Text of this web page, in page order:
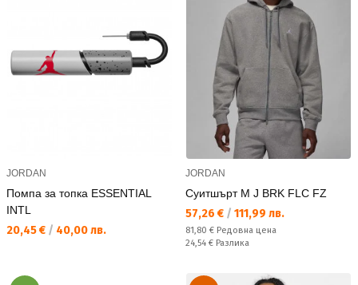
JORDAN
Помпа за топка ESSENTIAL
INTL
Текуща цена:
20,45 € / 40,00 лв.
JORDAN
Суитшърт M J BRK FLC FZ
Текуща цена:
57,26 € / 111,99 лв.
Редовна цена:
81,80 € Редовна цена
Спестявате:
24,54 € Разлика